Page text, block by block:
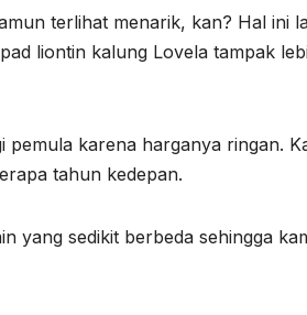
terlihat menarik, kan? Hal ini
liontin kalung Lovela tampak
pemula karena harganya ringan.
tahun kedepan.
yang sedikit berbeda sehingga